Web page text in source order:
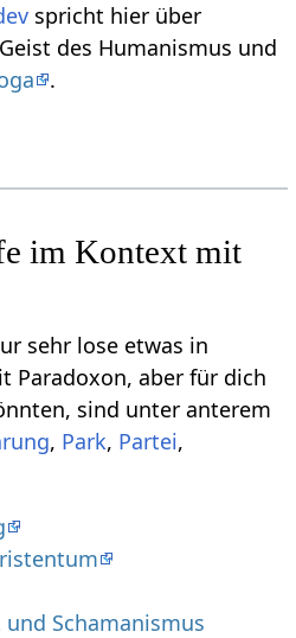
spricht hier über
des Humanismus und
.
im Kontext mit
sehr lose etwas in
Paradoxon, aber für dich
sind unter anterem
, ,
,
Schamanismus